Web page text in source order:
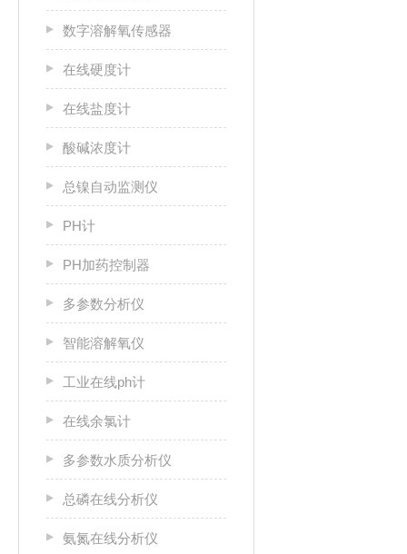
数字溶解氧传感器
在线硬度计
在线盐度计
酸碱浓度计
总镍自动监测仪
PH计
PH加药控制器
多参数分析仪
智能溶解氧仪
工业在线ph计
在线余氯计
多参数水质分析仪
总磷在线分析仪
氨氮在线分析仪